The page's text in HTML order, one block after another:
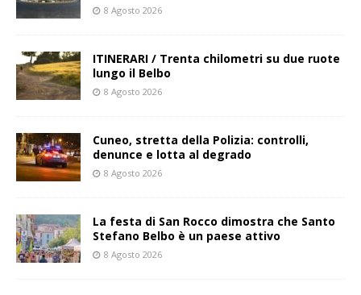
8 Agosto 2026
ITINERARI / Trenta chilometri su due ruote
lungo il Belbo
8 Agosto 2026
Cuneo, stretta della Polizia: controlli,
denunce e lotta al degrado
8 Agosto 2026
La festa di San Rocco dimostra che Santo
Stefano Belbo è un paese attivo
8 Agosto 2026